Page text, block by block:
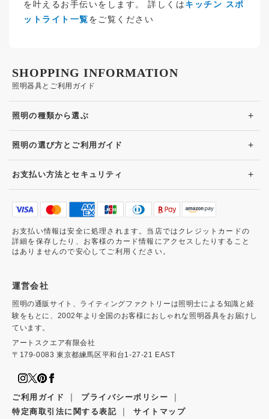
を叶えるお手伝いをします。 詳しくはキッチン スポ
ットライト一覧をご覧ください
照明器具とご利用ガイド
SHOPPING INFORMATION
照明の種類から選ぶ +
照明の選び方とご利用ガイド +
お支払い方法とセキュリティ +
お支払い情報は安全に処理されます。当店ではクレジットカードの
詳細を保存したり、お客様のカード情報にアクセスしたりすること
はありませんので安心してご利用ください。
運営会社
照明の通販サイト、ライティングファクトリーは照明士による知識と経
験をもとに、2002年より全国のお客様におしゃれな照明器具をお届けし
ています。
アートスクエア有限会社
〒179-0083 東京都練馬区平和台1-27-21 EAST
ご利用ガイド ｜ プライバシーポリシー ｜
特定商取引法に関する表記 ｜ サイトマップ